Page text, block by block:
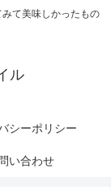
て美味しかったもの
ル
シーポリシー
い合わせ